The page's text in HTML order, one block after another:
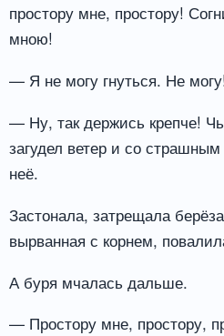
простору мне, простору!
мною!
— Я не могу гнуться. Не
— Ну, так держись крепче!
загудел ветер и со
неё.
Застонала, затрещала
вырванная с корнем,
А буря мчалась дальше.
— Простору мне, простору,